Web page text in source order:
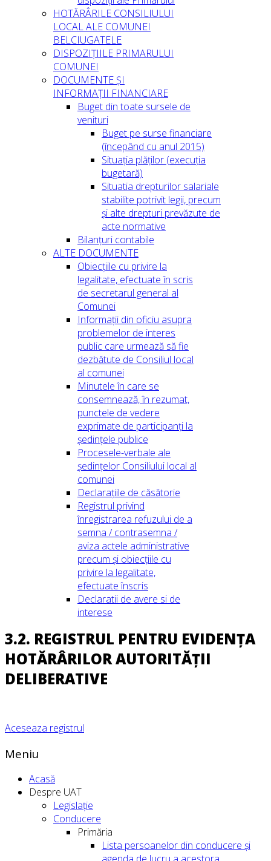
HOTĂRÂRILE CONSILIULUI
LOCAL ALE COMUNEI
BELCIUGATELE
DISPOZIȚIILE PRIMARULUI
COMUNEI
DOCUMENTE ȘI
INFORMAȚII FINANCIARE
Buget din toate sursele de
venituri
Buget pe surse financiare
(începând cu anul 2015)
Situația plăților (execuția
bugetară)
Situatia drepturilor salariale
stabilite potrivit legii, precum
și alte drepturi prevăzute de
acte normative
Bilanțuri contabile
ALTE DOCUMENTE
Obiecțiile cu privire la
legalitate, efectuate în scris
de secretarul general al
Comunei
Informații din oficiu asupra
problemelor de interes
public care urmează să fie
dezbătute de Consiliul local
al comunei
Minutele în care se
consemnează, în rezumat,
punctele de vedere
exprimate de participanți la
ședințele publice
Procesele-verbale ale
ședințelor Consiliului local al
comunei
Declarațiile de căsătorie
Registrul privind
înregistrarea refuzului de a
semna / contrasemna /
aviza actele administrative
precum și obiecțiile cu
privire la legalitate,
efectuate înscris
Declaratii de avere si de
interese
3.2. REGISTRUL PENTRU EVIDENȚA
HOTĂRÂRILOR AUTORITĂȚII
DELIBERATIVE
Aceseaza registrul
Meniu
Acasă
Despre UAT
Legislație
Conducere
Primăria
Lista persoanelor din conducere şi